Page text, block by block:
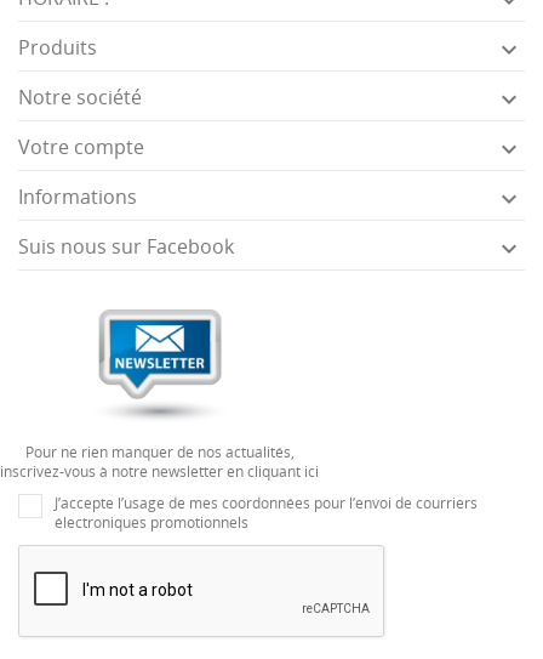
Produits 
Notre société 
Votre compte 
Informations 
Suis nous sur Facebook 
Pour ne rien manquer de nos actualités,
inscrivez-vous à notre newsletter en cliquant ici
J’accepte l’usage de mes coordonnées pour l’envoi de courriers
électroniques promotionnels